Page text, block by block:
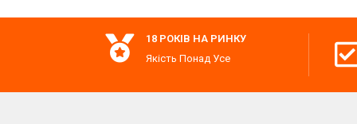
18 РОКІВ НА РИНКУ
Якість Понад Усе